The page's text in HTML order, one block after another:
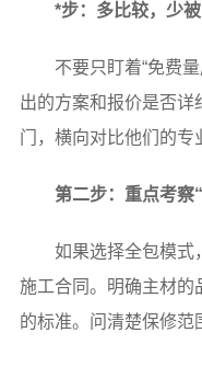
*步：多比较，少
不要只盯着“免费
出的方案和报价是否详
门，横向对比他们的专
第二步：重点考察
如果选择全包模式
施工合同。明确主材的
的标准。问清楚保修范